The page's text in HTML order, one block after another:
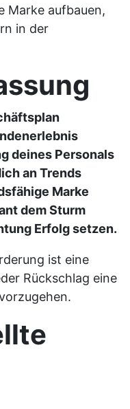
Marke aufbauen,
in der
deines Personals
an Trends
Marke
dem Sturm
Erfolg setzen.
ist eine
Rückschlag eine